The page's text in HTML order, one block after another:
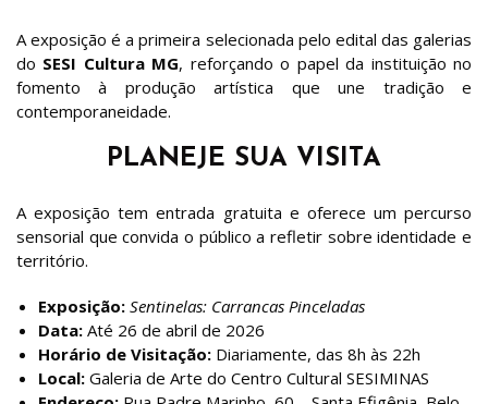
A exposição é a primeira selecionada pelo edital das galerias
do SESI Cultura MG, reforçando o papel da instituição no
fomento à produção artística que une tradição e
contemporaneidade.
PLANEJE SUA VISITA
A exposição tem entrada gratuita e oferece um percurso
sensorial que convida o público a refletir sobre identidade e
território.
Exposição: Sentinelas: Carrancas Pinceladas
Data: Até 26 de abril de 2026
Horário de Visitação: Diariamente, das 8h às 22h
Local: Galeria de Arte do Centro Cultural SESIMINAS